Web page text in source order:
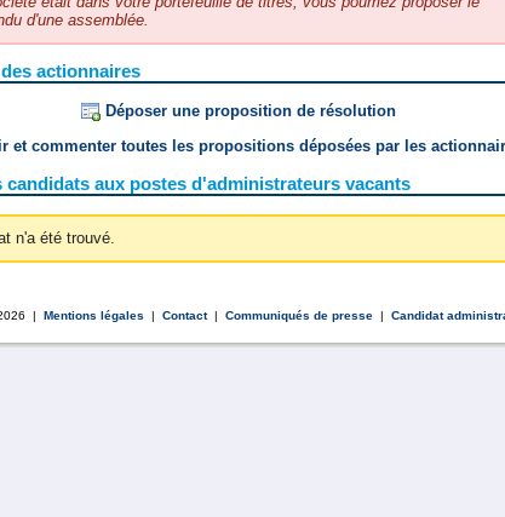
d'une assemblée.
actionnaires
Déposer une proposition de résolution
et commenter toutes les propositions déposées par les
candidats aux postes d'administrateurs vacants
n'a été trouvé.
| Mentions légales | Contact| Communiqués de presse| Candidat